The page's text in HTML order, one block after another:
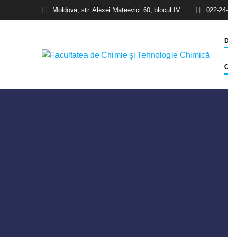
Moldova, str. Alexei Mateevici 60, blocul IV 022-